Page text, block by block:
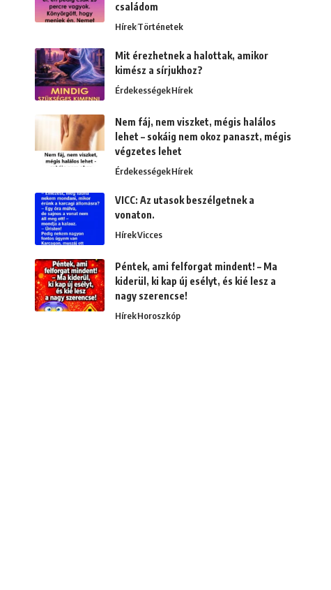
családom
HírekTörténetek
Mit érezhetnek a halottak, amikor
kimész a sírjukhoz?
ÉrdekességekHírek
Nem fáj, nem viszket, mégis halálos
lehet – sokáig nem okoz panaszt, mégis
végzetes lehet
ÉrdekességekHírek
VICC: Az utasok beszélgetnek a
vonaton.
HírekVicces
Péntek, ami felforgat mindent! – Ma
kiderül, ki kap új esélyt, és kié lesz a
nagy szerencse!
HírekHoroszkóp